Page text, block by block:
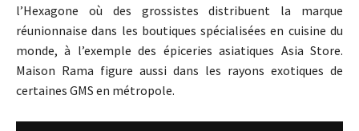
l’Hexagone où des grossistes distribuent la marque
réunionnaise dans les boutiques spécialisées en cuisine du
monde, à l’exemple des épiceries asiatiques Asia Store.
Maison Rama figure aussi dans les rayons exotiques de
certaines GMS en métropole.